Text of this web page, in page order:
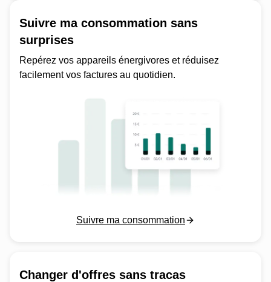
Suivre ma consommation sans
surprises
Repérez vos appareils énergivores et réduisez
facilement vos factures au quotidien.
Suivre ma consommation
Changer d'offres sans tracas